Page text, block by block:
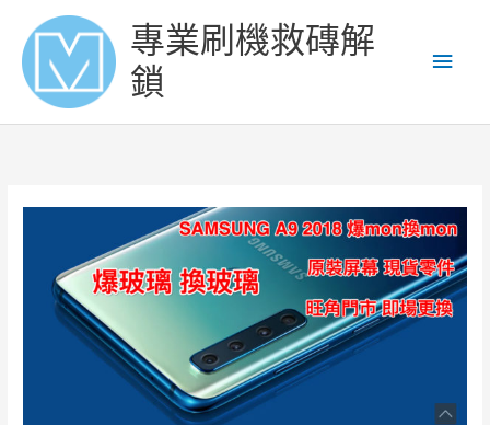
content
專業刷機救磚解
鎖